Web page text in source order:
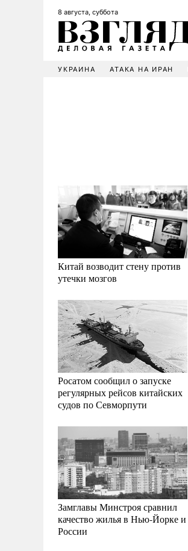
8 августа, суббота
УКРАИНА АТАКА НА ИРАН
Китай возводит стену против
утечки мозгов
Росатом сообщил о запуске
регулярных рейсов китайских
судов по Севморпути
Замглавы Минстроя сравнил
качество жилья в Нью-Йорке и
России